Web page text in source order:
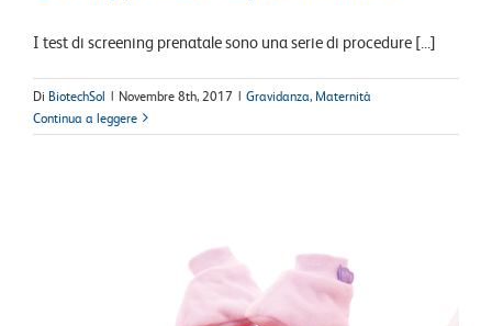
I test di screening prenatale sono una serie di procedure [...]
Di BiotechSol | Novembre 8th, 2017 | Gravidanza, Maternità
Continua a leggere